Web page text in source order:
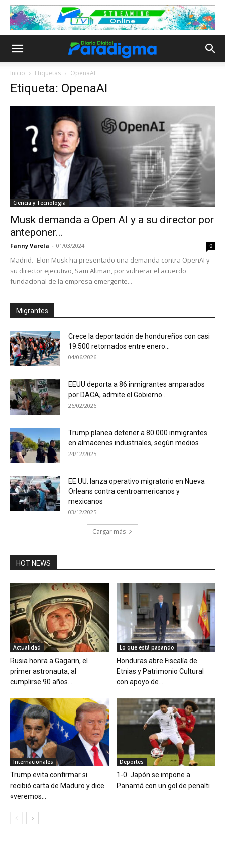
Inicio Etiquetas OpenaAI
Etiqueta: OpenaAI
Ciencia y Tecnología
Musk demanda a Open AI y a su director por
anteponer...
Fanny Varela - 01/03/2024 0
Madrid.- Elon Musk ha presentado una demanda contra OpenAI y
su director ejecutivo, Sam Altman, por vulnerar el acuerdo
fundacional de la empresa emergente...
Migrantes
Crece la deportación de hondureños con casi
19.500 retornados entre enero...
04/06/2026
EEUU deporta a 86 inmigrantes amparados
por DACA, admite el Gobierno...
26/02/2026
Trump planea detener a 80.000 inmigrantes
en almacenes industriales, según medios
24/12/2025
EE.UU. lanza operativo migratorio en Nueva
Orleans contra centroamericanos y
mexicanos
03/12/2025
Cargar más
HOT NEWS
Actualidad
Rusia honra a Gagarin, el
primer astronauta, al
cumplirse 90 años...
Lo que está pasando
Honduras abre Fiscalía de
Etnias y Patrimonio Cultural
con apoyo de...
Internacionales
Trump evita confirmar si
recibió carta de Maduro y dice
«veremos...
Deportes
1-0. Japón se impone a
Panamá con un gol de penalti